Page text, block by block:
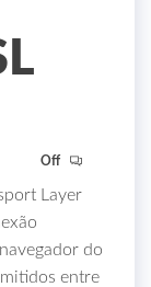
Off
Layer
do
entre